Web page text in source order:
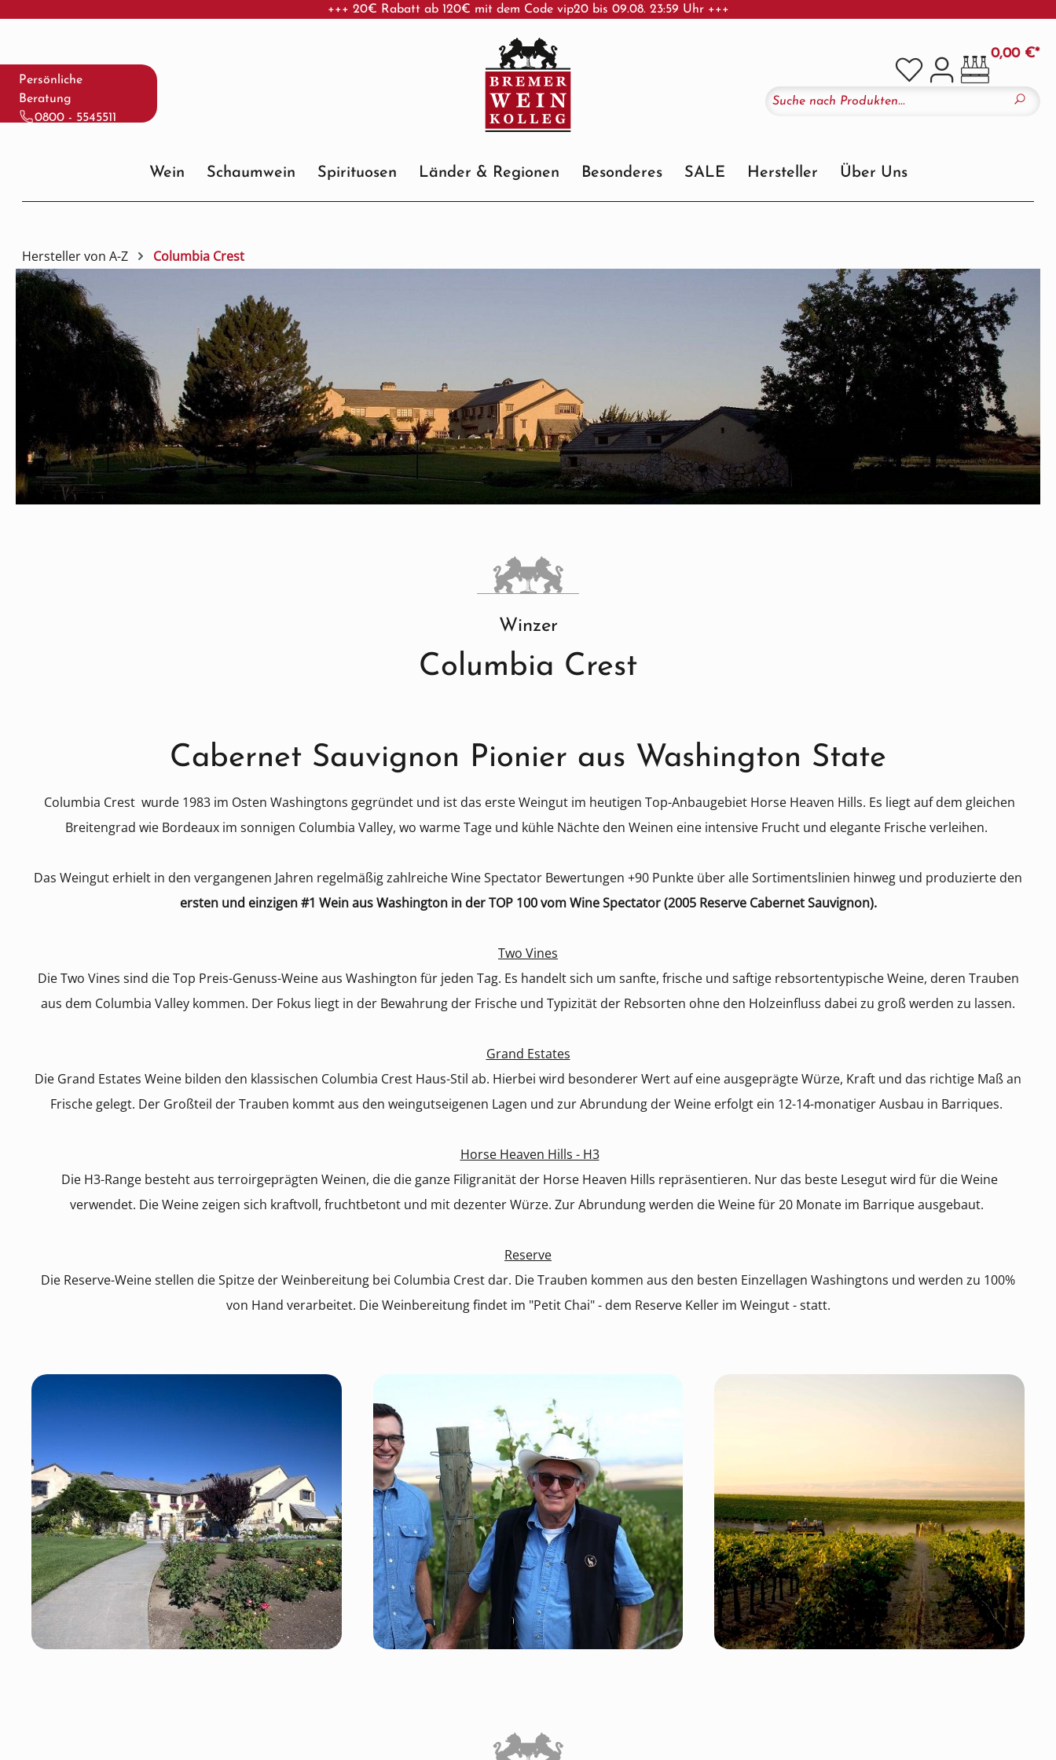
Hauptinhalt springen
Zur Suche springen
Zur Hauptnavigation springen
Persönliche
Beratung
0800 - 5545511
+++ 20€ Rabatt ab 120€ mit dem Code vip20 bis 09.08. 23:59 Uhr +++
0,00 €*
Wein Schaumwein Spirituosen Länder & Regionen Besonderes SALE Hersteller Über Uns
Hersteller von A-Z Columbia Crest
Winzer
Columbia Crest
Cabernet Sauvignon Pionier aus Washington State
Columbia Crest wurde 1983 im Osten Washingtons gegründet und ist das erste Weingut im heutigen Top-Anbaugebiet Horse Heaven Hills. Es liegt auf dem gleichen
Breitengrad wie Bordeaux im sonnigen Columbia Valley, wo warme Tage und kühle Nächte den Weinen eine intensive Frucht und elegante Frische verleihen.
Das Weingut erhielt in den vergangenen Jahren regelmäßig zahlreiche Wine Spectator Bewertungen +90 Punkte über alle Sortimentslinien hinweg und produzierte den
ersten und einzigen #1 Wein aus Washington in der TOP 100 vom Wine Spectator (2005 Reserve Cabernet Sauvignon).
Two Vines
Die Two Vines sind die Top Preis-Genuss-Weine aus Washington für jeden Tag. Es handelt sich um sanfte, frische und saftige rebsortentypische Weine, deren Trauben
aus dem Columbia Valley kommen. Der Fokus liegt in der Bewahrung der Frische und Typizität der Rebsorten ohne den Holzeinfluss dabei zu groß werden zu lassen.
Grand Estates
Die Grand Estates Weine bilden den klassischen Columbia Crest Haus-Stil ab. Hierbei wird besonderer Wert auf eine ausgeprägte Würze, Kraft und das richtige Maß an
Frische gelegt. Der Großteil der Trauben kommt aus den weingutseigenen Lagen und zur Abrundung der Weine erfolgt ein 12-14-monatiger Ausbau in Barriques.
Horse Heaven Hills - H3
Die H3-Range besteht aus terroirgeprägten Weinen, die die ganze Filigranität der Horse Heaven Hills repräsentieren. Nur das beste Lesegut wird für die Weine
verwendet. Die Weine zeigen sich kraftvoll, fruchtbetont und mit dezenter Würze. Zur Abrundung werden die Weine für 20 Monate im Barrique ausgebaut.
Reserve
Die Reserve-Weine stellen die Spitze der Weinbereitung bei Columbia Crest dar. Die Trauben kommen aus den besten Einzellagen Washingtons und werden zu 100%
von Hand verarbeitet. Die Weinbereitung findet im "Petit Chai" - dem Reserve Keller im Weingut - statt.